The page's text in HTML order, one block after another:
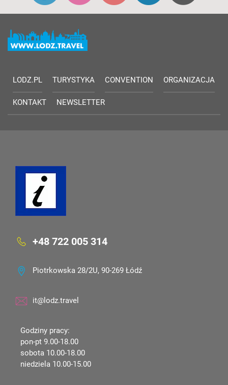
LODZ.PL TURYSTYKA CONVENTION ORGANIZACJA
KONTAKT NEWSLETTER
+48 722 005 314
Piotrkowska 28/2U, 90-269 Łódź
it@lodz.travel
Godziny pracy:
pon-pt 9.00-18.00
sobota 10.00-18.00
niedziela 10.00-15.00